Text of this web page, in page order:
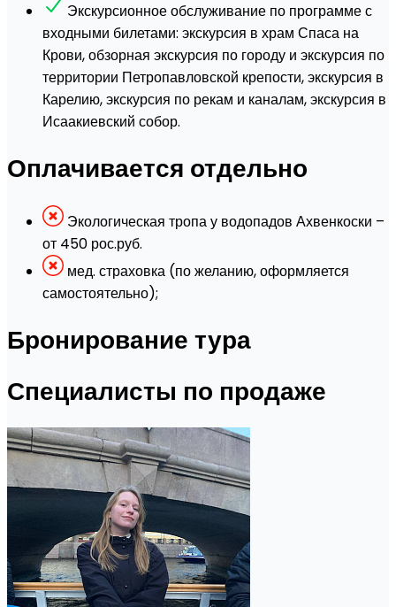
Экскурсионное обслуживание по программе с
входными билетами: экскурсия в храм Спаса на
Крови, обзорная экскурсия по городу и экскурсия по
территории Петропавловской крепости, экскурсия в
Карелию, экскурсия по рекам и каналам, экскурсия в
Исаакиевский собор.
Оплачивается отдельно
Экологическая тропа у водопадов Ахвенкоски –
от 450 рос.руб.
мед. страховка (по желанию, оформляется
самостоятельно);
Бронирование тура
Специалисты по продаже